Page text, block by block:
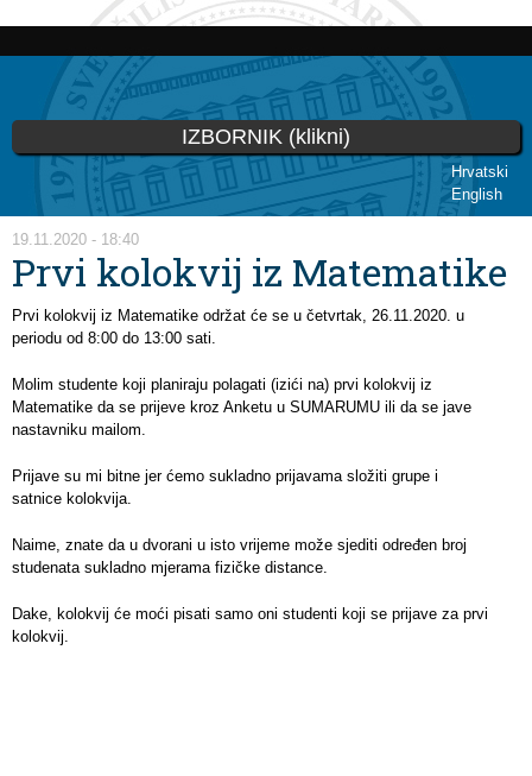
Skoči
glavni
sadržaj
Hrvatski
English
IZBORNIK (klikni)
Vi ste ovdje
19.11.2020 - 18:40
Prvi kolokvij iz Matematike
Prvi kolokvij iz Matematike održat će se u četvrtak, 26.11.2020. u
periodu od 8:00 do 13:00 sati.
Molim studente koji planiraju polagati (izići na) prvi kolokvij iz
Matematike da se prijeve kroz Anketu u SUMARUMU ili da se jave
nastavniku mailom.
Prijave su mi bitne jer ćemo sukladno prijavama složiti grupe i
satnice kolokvija.
Naime, znate da u dvorani u isto vrijeme može sjediti određen broj
studenata sukladno mjerama fizičke distance.
Dake, kolokvij će moći pisati samo oni studenti koji se prijave za prvi
kolokvij.